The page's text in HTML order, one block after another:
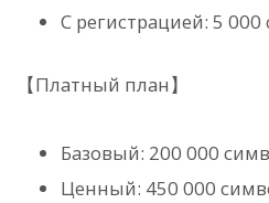
С регистрацией: 5
【Платный план】
Базовый: 200 000
Ценный: 450 000